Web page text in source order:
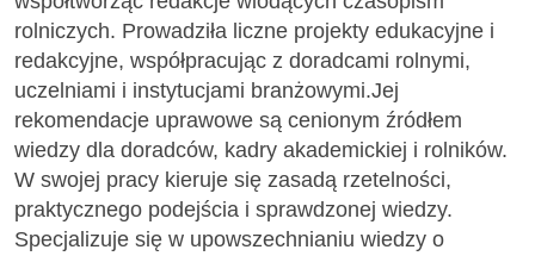
rolniczych. Prowadziła liczne projekty edukacyjne i
redakcyjne, współpracując z doradcami rolnymi,
uczelniami i instytucjami branżowymi.Jej
rekomendacje uprawowe są cenionym źródłem
wiedzy dla doradców, kadry akademickiej i rolników.
W swojej pracy kieruje się zasadą rzetelności,
praktycznego podejścia i sprawdzonej wiedzy.
Specjalizuje się w upowszechnianiu wiedzy o